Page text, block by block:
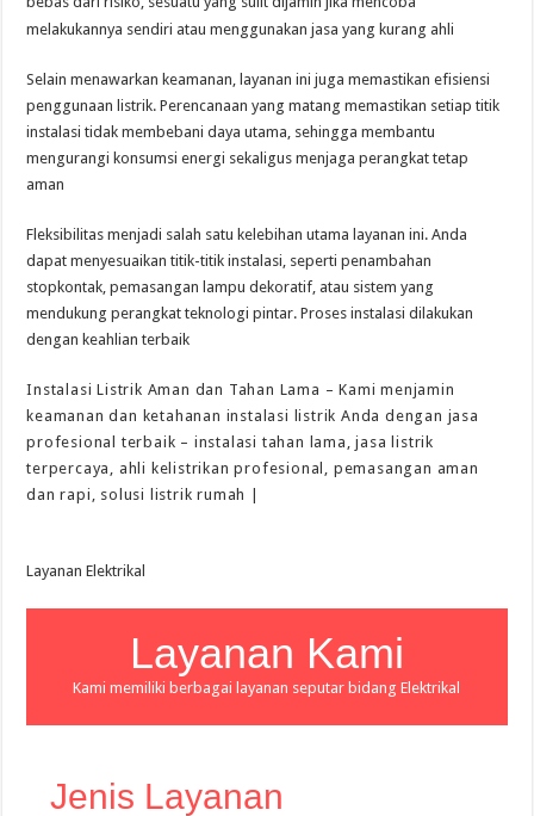
melakukannya sendiri atau menggunakan jasa yang kurang ahli
Selain menawarkan keamanan, layanan ini juga memastikan efisiensi
penggunaan listrik. Perencanaan yang matang memastikan setiap titik
instalasi tidak membebani daya utama, sehingga membantu
mengurangi konsumsi energi sekaligus menjaga perangkat tetap
aman
Fleksibilitas menjadi salah satu kelebihan utama layanan ini. Anda
dapat menyesuaikan titik-titik instalasi, seperti penambahan
stopkontak, pemasangan lampu dekoratif, atau sistem yang
mendukung perangkat teknologi pintar. Proses instalasi dilakukan
dengan keahlian terbaik
Instalasi Listrik Aman dan Tahan Lama – Kami menjamin
keamanan dan ketahanan instalasi listrik Anda dengan jasa
profesional terbaik – instalasi tahan lama, jasa listrik
terpercaya, ahli kelistrikan profesional, pemasangan aman
dan rapi, solusi listrik rumah |
Layanan Elektrikal
Layanan Kami
Kami memiliki berbagai layanan seputar bidang Elektrikal
Jenis Layanan